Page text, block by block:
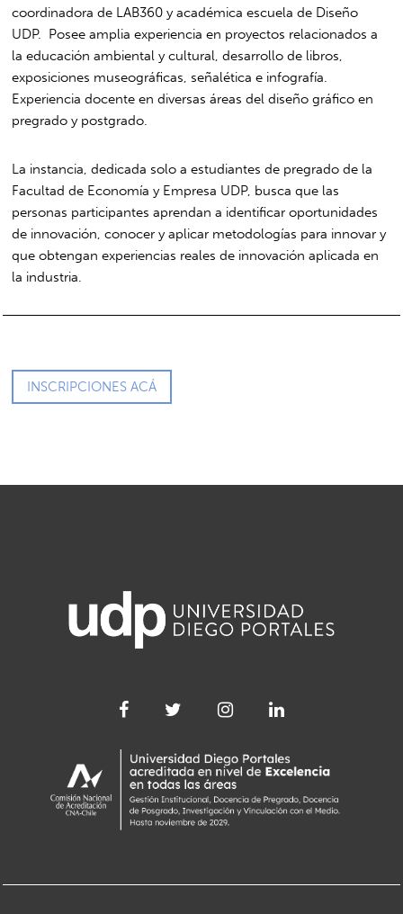
coordinadora de LAB360 y académica escuela de Diseño
UDP. Posee amplia experiencia en proyectos relacionados a
la educación ambiental y cultural, desarrollo de libros,
exposiciones museográficas, señalética e infografía.
Experiencia docente en diversas áreas del diseño gráfico en
pregrado y postgrado.
La instancia, dedicada solo a estudiantes de pregrado de la
Facultad de Economía y Empresa UDP, busca que las
personas participantes aprendan a identificar oportunidades
de innovación, conocer y aplicar metodologías para innovar y
que obtengan experiencias reales de innovación aplicada en
la industria.
INSCRIPCIONES ACÁ